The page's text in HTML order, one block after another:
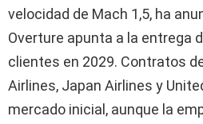
velocidad de Mach 1,5, ha
Overture apunta a la entrega
clientes en 2029. Contratos
Airlines, Japan Airlines y
mercado inicial, aunque la